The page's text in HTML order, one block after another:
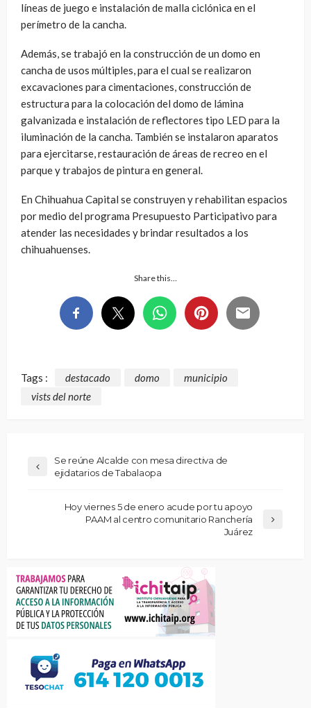
líneas de juego e instalación de malla ciclónica en el
perímetro de la cancha.
Además, se trabajó en la construcción de un domo en
cancha de usos múltiples, para el cual se realizaron
excavaciones para cimentaciones, construcción de
estructura para la colocación del domo de lámina
galvanizada e instalación de reflectores tipo LED para la
iluminación de la cancha. También se instalaron aparatos
para ejercitarse, restauración de áreas de recreo en el
parque y trabajos de pintura en general.
En Chihuahua Capital se construyen y rehabilitan espacios
por medio del programa Presupuesto Participativo para
atender las necesidades y brindar resultados a los
chihuahuenses.
Share this…
Tags : destacado domo
municipio
vists del norte
Se reúne Alcalde con mesa directiva de
ejidatarios de Tabalaopa
Hoy viernes 5 de enero acude por tu apoyo
PAAM al centro comunitario Ranchería
Juárez